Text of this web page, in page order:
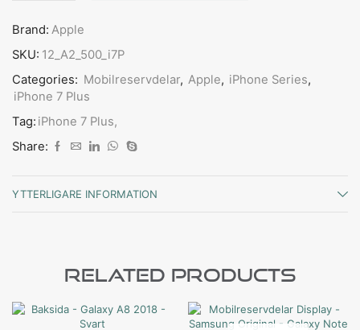
Brand: Apple
SKU: 12_A2_500_i7P
Categories: Mobilreservdelar, Apple, iPhone Series,
iPhone 7 Plus
Tag: iPhone 7 Plus,
Share:
YTTERLIGARE INFORMATION
Related Products